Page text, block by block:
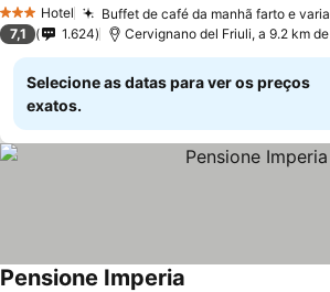
3 EstrelasHotel Buffet de café da manhã farto e
7,1 1.624 Cervignano del Friuli, a 9.2 km
Selecione as datas para ver os preços
exatos.
Pensione Imperia